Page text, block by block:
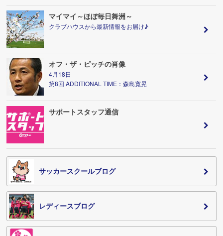
マイマイ～ほぼ毎日舞洲～
クラブハウスから最新情報をお届け♪
オフ・ザ・ピッチの肖像
4月18日
第8回 ADDITIONAL TIME：森島寛晃
サポートスタッフ通信
サッカースクールブログ
レディースブログ